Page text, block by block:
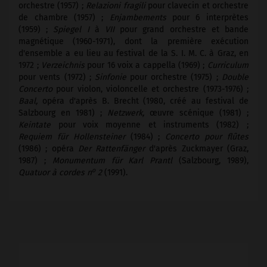
orchestre (1957) ; Relazioni fragili pour clavecin et orchestre
de chambre (1957) ;
Enjambements
pour 6 interprètes
(1959) ; Spiegel I à VII pour grand orchestre et bande
magnétique (1960-1971), dont la première exécution
d'ensemble a eu lieu au festival de la S. I. M. C. à Graz, en
1972 ; Verzeichnis pour 16 voix a cappella (1969) ; Curriculum
pour vents (1972) ; Sinfonie pour orchestre (1975) ; Double
Concerto pour violon, violoncelle et orchestre (1973-1976) ;
Baal, opéra d'après B. Brecht (1980, créé au festival de
Salzbourg en 1981) ;
Netzwerk, œuvre scénique (1981) ;
Keintate
pour voix moyenne et instruments (1982) ;
Requiem für Hollensteiner (1984) ;
Concerto pour flûtes
(1986) ; opéra
Der Rattenfänger d'après Zuckmayer (Graz,
1987) ; Monumentum für Karl Prantl (Salzbourg, 1989),
Quatuor à cordes no 2 (1991).